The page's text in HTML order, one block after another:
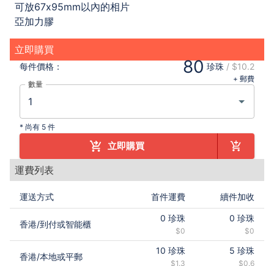
可放67x95mm以內的相片
亞加力膠
立即購買
每件價格： 80 珍珠 / $10.2
+ 郵費
數量
* 尚有 5 件
立即購買
運費列表
運送方式 首件運費 續件加收
香港/到付或智能櫃
0 珍珠
$0
0 珍珠
$0
香港/本地或平郵
10 珍珠
$1.3
5 珍珠
$0.6